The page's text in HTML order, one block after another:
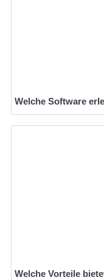
Welche Software
Welche Vorteile